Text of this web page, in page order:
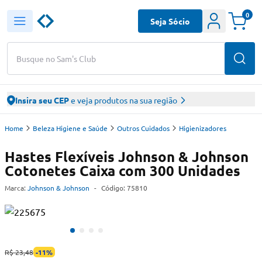
Busque no Sam's Club
Seja Sócio
0
Insira seu CEPe veja produtos na sua região
Home Beleza Higiene e Saúde Outros Cuidados Higienizadores
Hastes Flexíveis Johnson & Johnson
Cotonetes Caixa com 300 Unidades
Marca: Johnson & Johnson - Código: 75810
R$ 23,48 -11%